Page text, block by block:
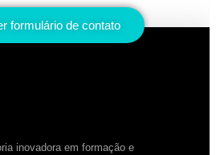
formulário de contato
inovadora em formação e